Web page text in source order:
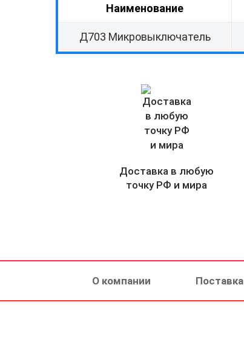
Наименование
Д703 Микровыключатель
Доставка в любую
точку РФ и мира
О компании Поставка